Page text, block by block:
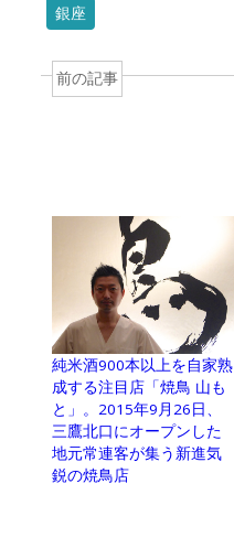
銀座
前の記事
純米酒900本以上を自家熟
成する注目店「焼鳥 山も
と」。2015年9月26日、
三鷹北口にオープンした
地元常連客が集う新進気
鋭の焼鳥店